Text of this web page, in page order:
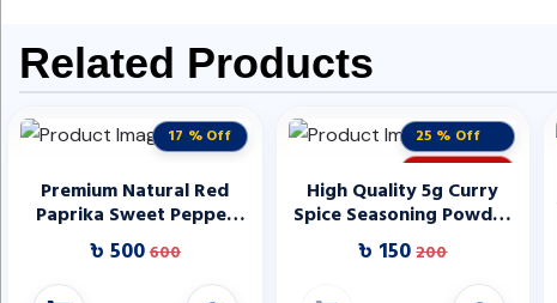
Related Products
17 % Off
Premium Natural Red
Paprika Sweet Pepper
Powder for Seasoning
Meat and Cooking Dishes
Direct Manufacturer
৳ 500600
25 % Off
STOCK OUT
High Quality 5g Curry
Spice Seasoning Powder
in Bulk Mixed Spices &
Seasonings Fresh & Dried
Bag Packaging Best Price
৳ 150200